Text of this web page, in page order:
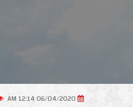
06/04/2020 12:14 AM